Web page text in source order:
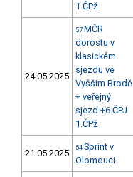
1.ČPž
24.05.2025
57 MČR
dorostu v
klasickém
sjezdu ve
Vyšším Brodě
+ veřejný
sjezd +6.ČPJ
1.ČPž
21.05.2025 54 Sprint v
Olomouci